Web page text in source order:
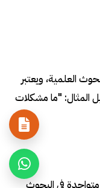
العلمية، ويعتبر
المثال: "ما مشكلات
في البحوث